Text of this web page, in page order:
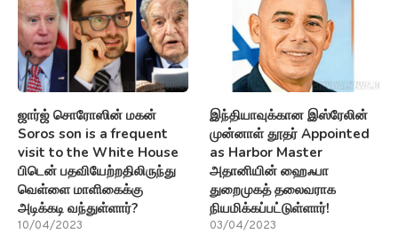
ஜார்ஜ் சொரோஸின் மகன்
Soros son is a frequent
visit to the White House
பிடென் பதவியேற்றதிலிருந்து
வெள்ளை மாளிகைக்கு
அடிக்கடி வந்துள்ளார்?
10/04/2023
இந்தியாவுக்கான இஸ்ரேலின்
முன்னாள் தூதர் Appointed
as Harbor Master
அதானியின் ஹைஃபா
துறைமுகத் தலைவராக
நியமிக்கப்பட்டுள்ளார்!
03/04/2023